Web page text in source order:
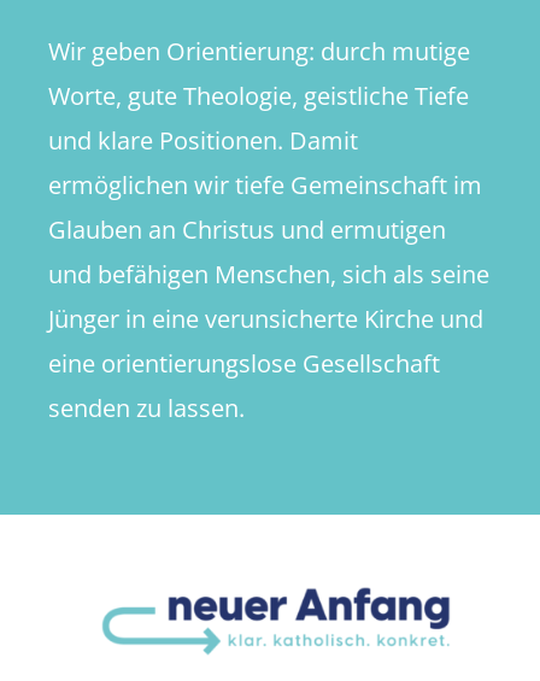
Wir geben Orientierung: durch mutige
Worte, gute Theologie, geistliche Tiefe
und klare Positionen. Damit
ermöglichen wir tiefe Gemeinschaft im
Glauben an Christus und ermutigen
und befähigen Menschen, sich als seine
Jünger in eine verunsicherte Kirche und
eine orientierungslose Gesellschaft
senden zu lassen.